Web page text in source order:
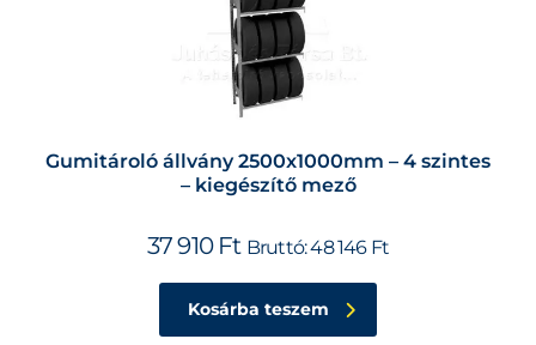
Gumitároló állvány 2500x1000mm – 4 szintes
– kiegészítő mező
37 910 Ft Bruttó:48 146 Ft
Kosárba teszem